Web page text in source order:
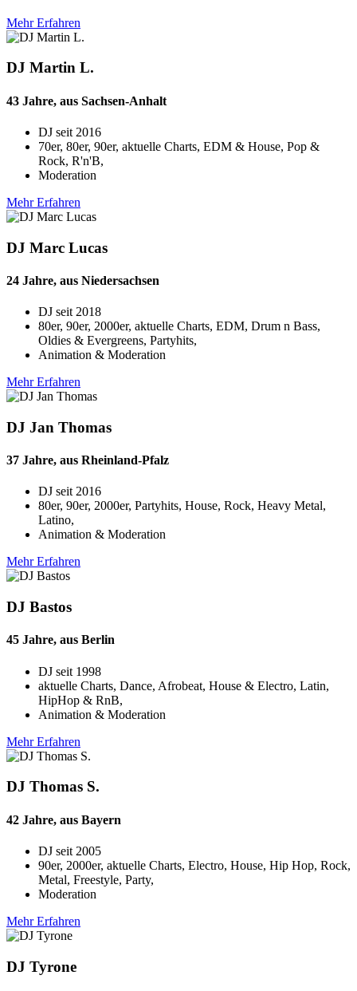
Mehr Erfahren
DJ Martin L.
43 Jahre, aus Sachsen-Anhalt
DJ seit 2016
70er, 80er, 90er, aktuelle Charts, EDM & House, Pop &
Rock, R'n'B,
Moderation
Mehr Erfahren
DJ Marc Lucas
24 Jahre, aus Niedersachsen
DJ seit 2018
80er, 90er, 2000er, aktuelle Charts, EDM, Drum n Bass,
Oldies & Evergreens, Partyhits,
Animation & Moderation
Mehr Erfahren
DJ Jan Thomas
37 Jahre, aus Rheinland-Pfalz
DJ seit 2016
80er, 90er, 2000er, Partyhits, House, Rock, Heavy Metal,
Latino,
Animation & Moderation
Mehr Erfahren
DJ Bastos
45 Jahre, aus Berlin
DJ seit 1998
aktuelle Charts, Dance, Afrobeat, House & Electro, Latin,
HipHop & RnB,
Animation & Moderation
Mehr Erfahren
DJ Thomas S.
42 Jahre, aus Bayern
DJ seit 2005
90er, 2000er, aktuelle Charts, Electro, House, Hip Hop, Rock,
Metal, Freestyle, Party,
Moderation
Mehr Erfahren
DJ Tyrone